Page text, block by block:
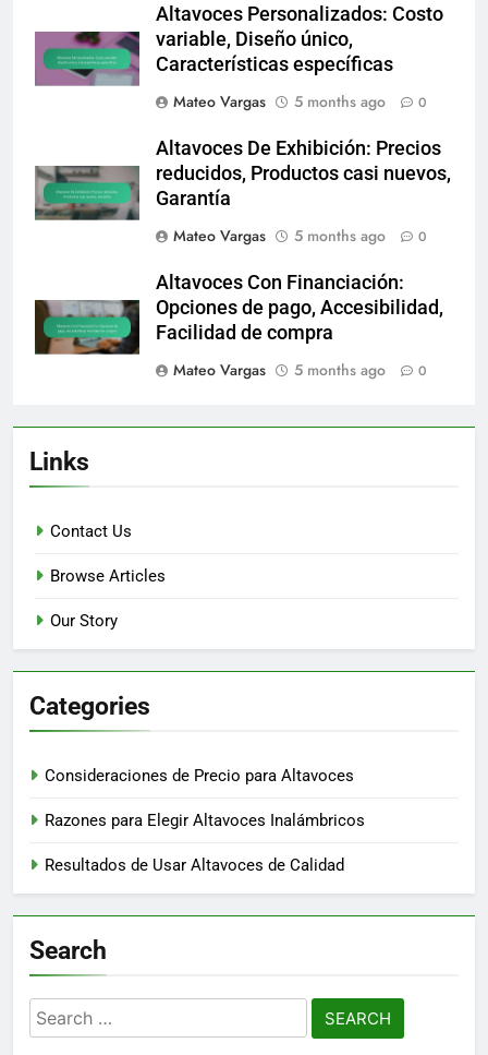
Altavoces Personalizados: Costo
variable, Diseño único,
Características específicas
Mateo Vargas
5 months ago 0
Altavoces De Exhibición: Precios
reducidos, Productos casi nuevos,
Garantía
Mateo Vargas
5 months ago 0
Altavoces Con Financiación:
Opciones de pago, Accesibilidad,
Facilidad de compra
Mateo Vargas
5 months ago 0
Links
Contact Us
Browse Articles
Our Story
Categories
Consideraciones de Precio para Altavoces
Razones para Elegir Altavoces Inalámbricos
Resultados de Usar Altavoces de Calidad
Search
Search
for: